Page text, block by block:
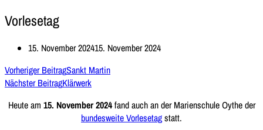
Vorlesetag
15. November 202415. November 2024
Vorheriger BeitragSankt Martin
Nächster BeitragKlärwerk
Heute am 15. November 2024fand auch an der Marienschule Oythe der
bundesweite Vorlesetagstatt.